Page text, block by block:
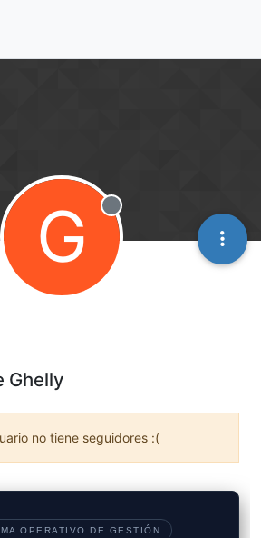
G Desconectado
Ghelly
no tiene seguidores :(
OPERATIVO DE GESTIÓN